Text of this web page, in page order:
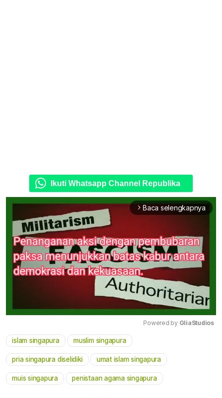
Ikuti Whatsapp Channel Republika
arrow_forward_ios Baca selengkapnya
Powered by GliaStudios
islam singapura muslim singapura
pria singapura diselidiki umat islam singapura
muis singapura penistaan agama singapura